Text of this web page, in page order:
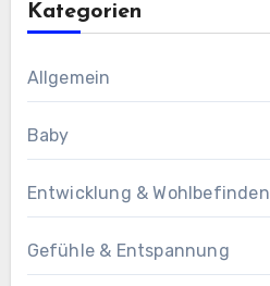
Kategorien
Allgemein
Baby
Entwicklung & Wohlbefinden
Gefühle & Entspannung